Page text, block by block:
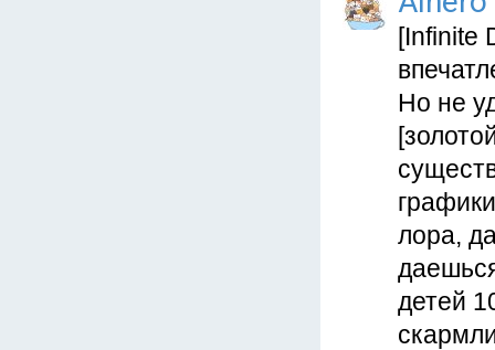
[Infinite
Но не
лора,
детей